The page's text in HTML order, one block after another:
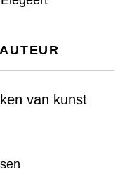
van kunst